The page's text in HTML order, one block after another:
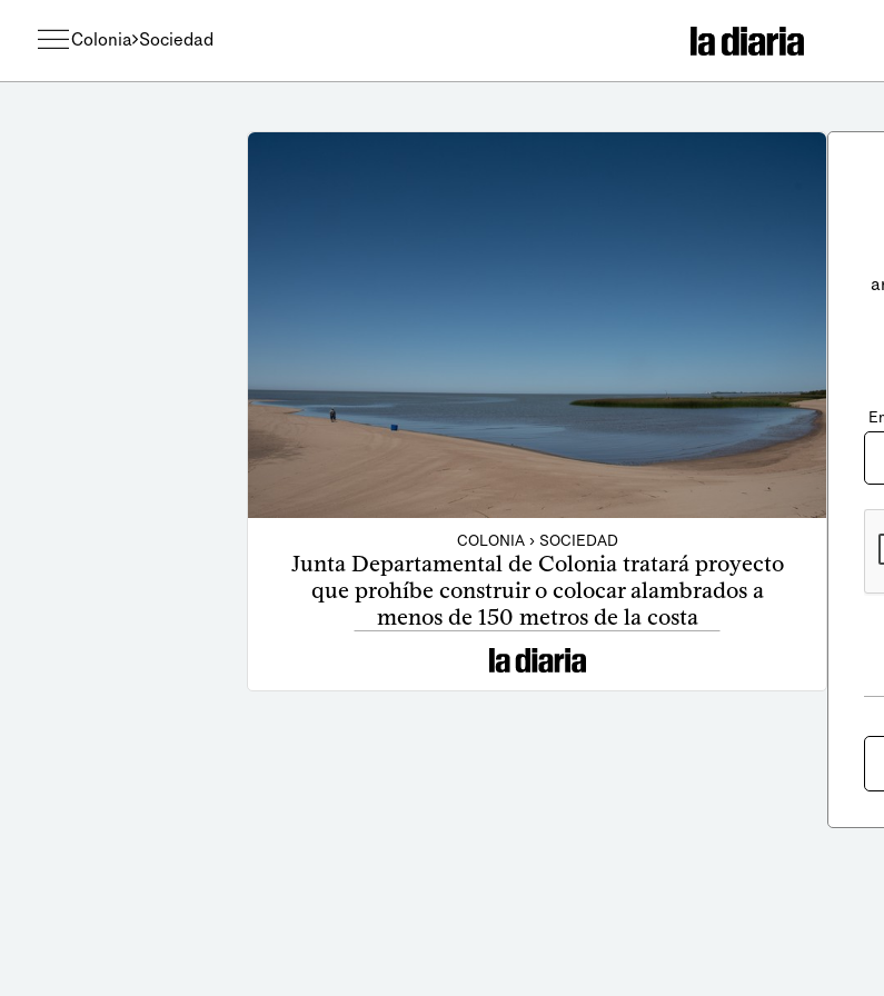
Colonia Sociedad
COLONIA › SOCIEDAD
Junta Departamental de Colonia tratará proyecto
que prohíbe construir o colocar alambrados a
menos de 150 metros de la costa